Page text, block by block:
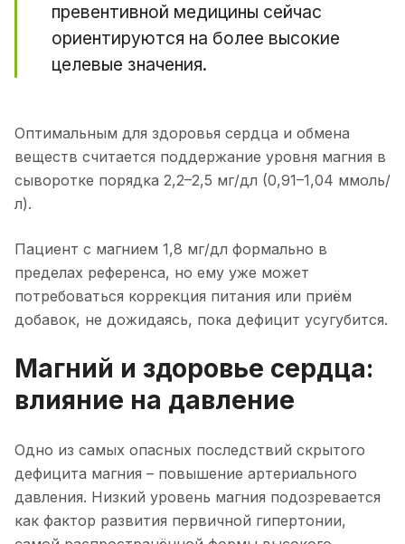
превентивной медицины сейчас
ориентируются на более высокие
целевые значения.
Оптимальным для здоровья сердца и обмена
веществ считается поддержание уровня магния в
сыворотке порядка 2,2–2,5 мг/дл (0,91–1,04 ммоль/
л).
Пациент с магнием 1,8 мг/дл формально в
пределах референса, но ему уже может
потребоваться коррекция питания или приём
добавок, не дожидаясь, пока дефицит усугубится.
Магний и здоровье сердца:
влияние на давление
Одно из самых опасных последствий скрытого
дефицита магния – повышение артериального
давления. Низкий уровень магния подозревается
как фактор развития первичной гипертонии,